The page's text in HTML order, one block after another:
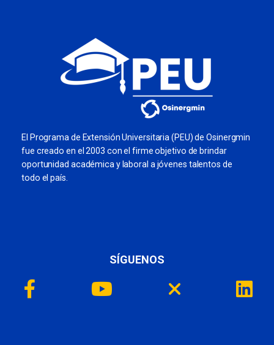
El Programa de Extensión Universitaria (PEU) de Osinergmin
fue creado en el 2003 con el firme objetivo de brindar
oportunidad académica y laboral a jóvenes talentos de
todo el país.
SÍGUENOS